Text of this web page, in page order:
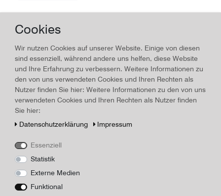
60,00 € *
*inkl. ges. MwSt.zzgl.Versandkosten
Cookies
Wir nutzen Cookies auf unserer Website. Einige von diesen
sind essenziell, während andere uns helfen, diese Website
und Ihre Erfahrung zu verbessern. Weitere Informationen zu
den von uns verwendeten Cookies und Ihren Rechten als
Nutzer finden Sie hier: Weitere Informationen zu den von uns
verwendeten Cookies und Ihren Rechten als Nutzer finden
Sie hier:
Daten­schutz­erklärung
Impressum
Essenziell
Statistik
Externe Medien
Funktional